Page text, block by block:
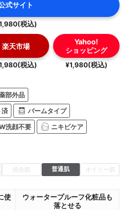
式サイト
税込)
楽天市場
税込)
Yahoo!
ショッピング
¥1,980(税込)
部外品
済 バームタイプ
洗顔不要 ニキビケア
混合肌 普通肌 オイリー肌
使
ウォータープルーフ化粧品も
落とせる